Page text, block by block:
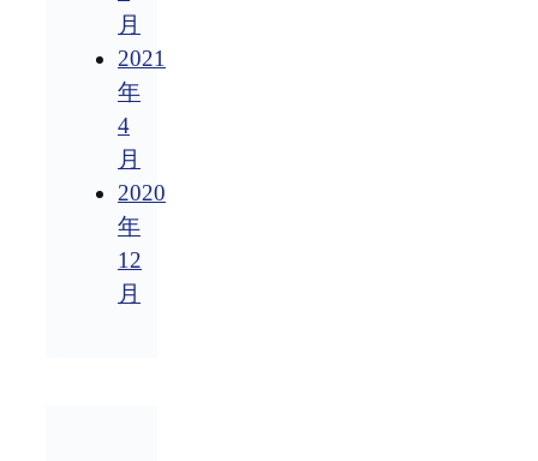
月
2021
年
4
月
2020
年
12
月